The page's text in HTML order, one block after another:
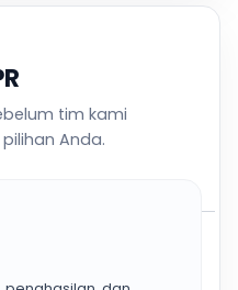
tim kami
Anda.